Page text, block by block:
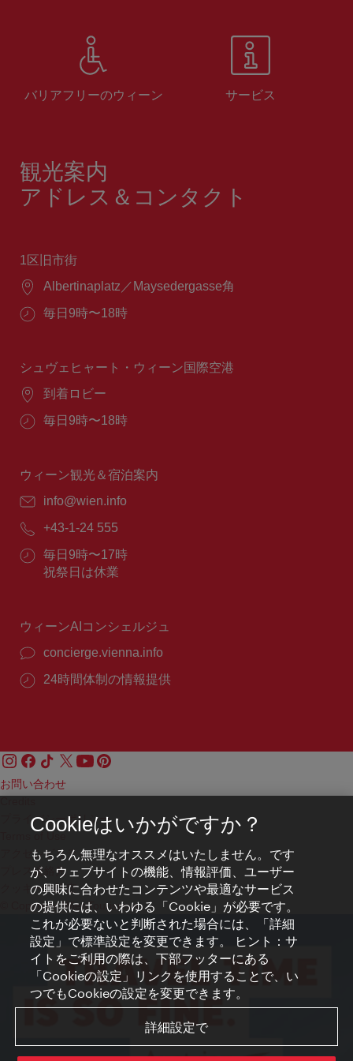
バリアフリーのウィーン サービス
観光案内
アドレス＆コンタクト
1区旧市街
場
Albertinaplatz／Maysedergasse角
営
間：
毎日9時〜18時
シュヴェヒャート・ウィーン国際空港
場
到着ロビー
営
間：
毎日9時〜18時
ウィーン観光＆宿泊案内
E
ー
ル：
info@wien.info
電
番
号：
+43-1-24 555
営
業
毎日9時〜17時
祝祭日は休業
ウィーンAIコンシェルジュ
concierge.vienna.info
24時間体制の情報提供
お問い合わせ
プライバシーポリシー
アクセシビリティ
プレス連絡先
クッキーの設定
© Copyright WienTourismus
Cookieはいかがですか？
もちろん無理なオススメはいたしません。です
が、ウェブサイトの機能、情報評価、ユーザー
の興味に合わせたコンテンツや最適なサービス
の提供には、いわゆる「Cookie」が必要です。
これが必要ないと判断された場合には、「詳細
設定」で標準設定を変更できます。 ヒント：サ
イトをご利用の際は、下部フッターにある
「Cookieの設定」リンクを使用することで、い
つでもCookieの設定を変更できます。
詳細設定で